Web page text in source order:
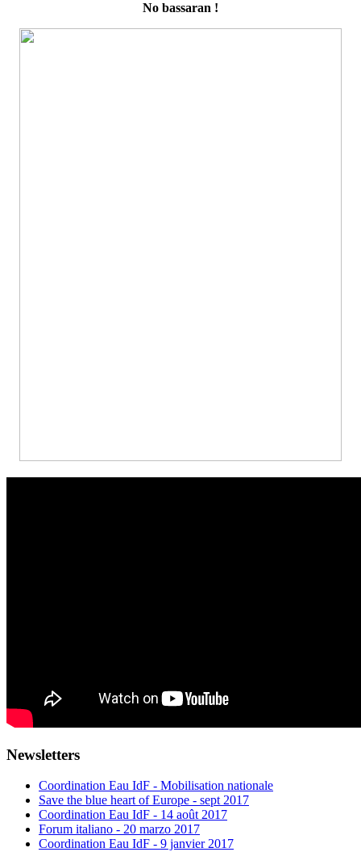
No bassaran !
Newsletters
Coordination Eau IdF - Mobilisation nationale
Save the blue heart of Europe - sept 2017
Coordination Eau IdF - 14 août 2017
Forum italiano - 20 marzo 2017
Coordination Eau IdF - 9 janvier 2017